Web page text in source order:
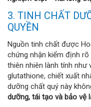
3. TINH CHẤT
QUYỀN
Nguồn tinh chất được
chứng nhận kiểm định
thiên nhiên lành tính như
glutathione, chiết xuất
dưỡng chất quý này
dưỡng, tái tạo và bảo vệ